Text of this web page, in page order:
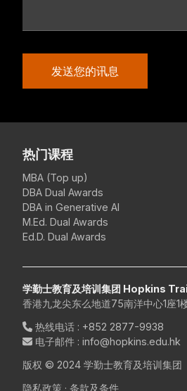
发送您的讯息
热门课程
MBA (Top up)
DBA Dual Awards
DBA in Generative AI
M.Ed. Dual Awards
Ed.D. Dual Awards
学勤士教育及培训集团 Hopkins
香港九龙尖东么地道75南洋中心1座1
热线电话 : +852 2877-9938
电子邮件 : info@hopkins.edu.hk
版权 © 2024 学勤士教育及培训集团
隐私政策 · 条款及条件